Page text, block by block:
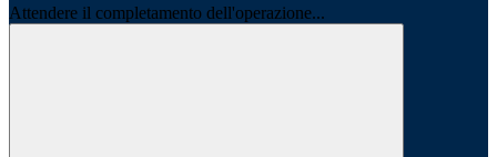
Attendere il completamento dell'operazione...